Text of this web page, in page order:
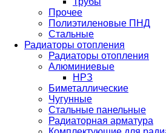
Прочее
Полиэтиленовые ПНД
Стальные
Радиаторы отопления
Радиаторы отопления
Алюминиевые
НРЗ
Биметаллические
Чугунные
Стальные панельные
Радиаторная арматура